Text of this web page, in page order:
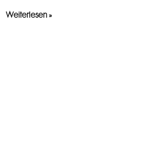
Weiterlesen »